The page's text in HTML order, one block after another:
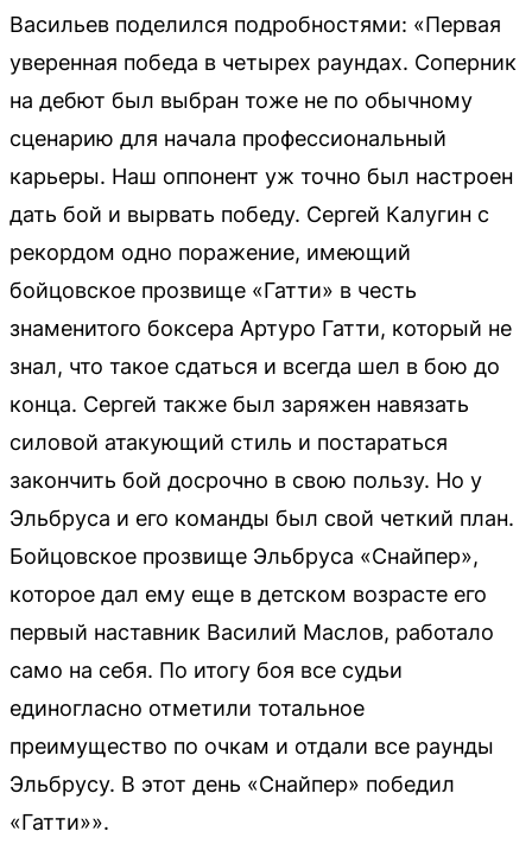
Васильев поделился подробностями: «Первая
уверенная победа в четырех раундах. Соперник
на дебют был выбран тоже не по обычному
сценарию для начала профессиональный
карьеры. Наш оппонент уж точно был настроен
дать бой и вырвать победу. Сергей Калугин с
рекордом одно поражение, имеющий
бойцовское прозвище «Гатти» в честь
знаменитого боксера Артуро Гатти, который не
знал, что такое сдаться и всегда шел в бою до
конца. Сергей также был заряжен навязать
силовой атакующий стиль и постараться
закончить бой досрочно в свою пользу. Но у
Эльбруса и его команды был свой четкий план.
Бойцовское прозвище Эльбруса «Снайпер»,
которое дал ему еще в детском возрасте его
первый наставник Василий Маслов, работало
само на себя. По итогу боя все судьи
единогласно отметили тотальное
преимущество по очкам и отдали все раунды
Эльбрусу. В этот день «Снайпер» победил
«Гатти»».